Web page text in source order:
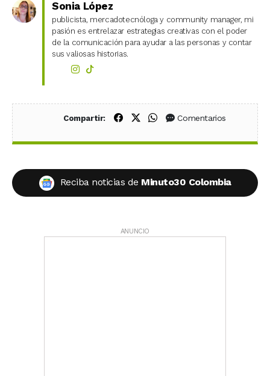
Sonia López
publicista, mercadotecnóloga y community manager, mi
pasión es entrelazar estrategias creativas con el poder
de la comunicación para ayudar a las personas y contar
sus valiosas historias.
Compartir: Compartir en Facebook
Compartir en X (Twitter)
Compartir en WhatsApp
Comentarios
Reciba noticias de Minuto30 Colombia
ANUNCIO